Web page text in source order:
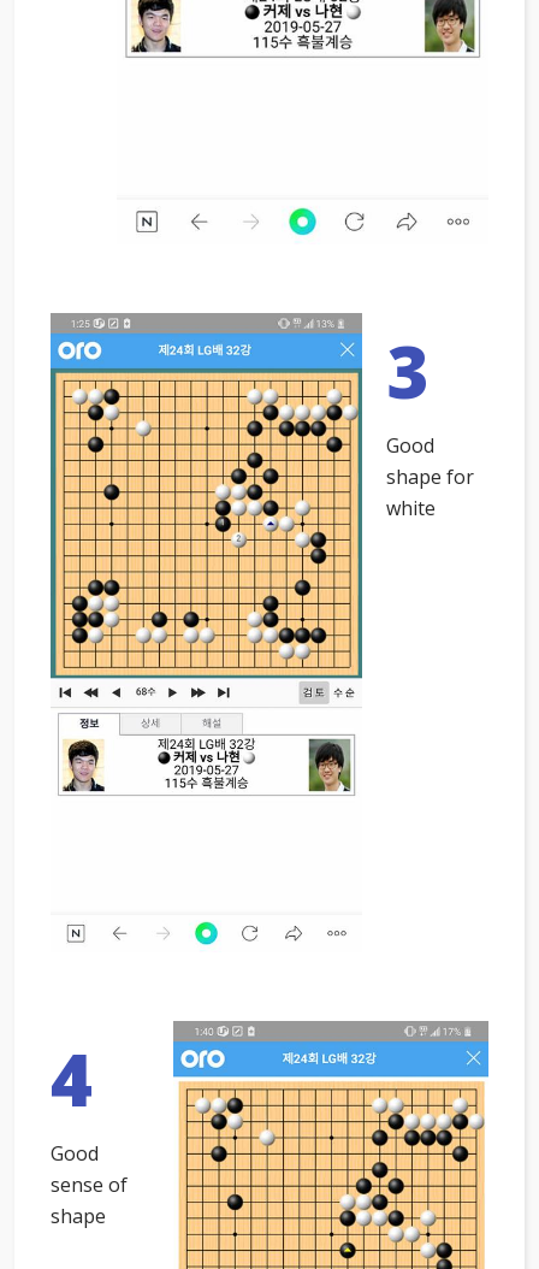
3
Good
shape for
white
4
Good
sense of
shape